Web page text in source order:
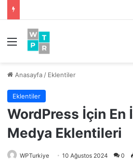
Menü
Anasayfa / Eklentiler
Eklentiler
WordPress İçin En
Medya Eklentileri
WPTurkiye 10 Ağustos 2024 0